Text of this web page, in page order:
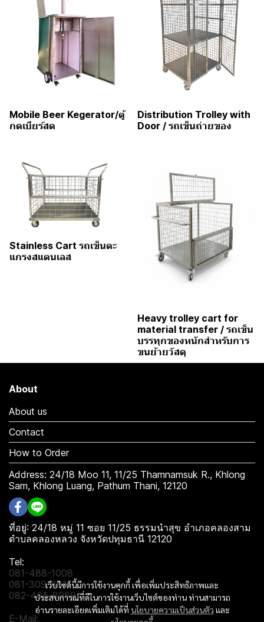
Mobile Beer Kegerator/ตู้
กดเบียร์สด
Distribution Trolley with
Door / รถเข็นถ่ายของ
Stainless Cart รถเข็นตะ
แกรงสแตนเลส
Heavy trolley cart for
material transfer / รถเข็น
บรรทุกของหนักสำหรับการ
ขนย้ายวัสดุ
เว็บไซต์นี้มีการใช้งานคุกกี้ เพื่อเพิ่มประสิทธิภาพและ
ประสบการณ์ที่ดีในการใช้งานเว็บไซต์ของท่าน ท่านสามารถ
อ่านรายละเอียดเพิ่มเติมได้ที่ นโยบายความเป็นส่วนตัว และ
About
About us
Contact
How to Order
Address: 24/18 Moo 11, 11/25 Thamnamsuk R., Khlong
Sam, Khlong Luang, Pathum Thani, 12120
ที่อยู่: 24/18 หมู่ 11 ซอย 11/25 ธรรมนำสุข อำเภอคลองสาม
ตำบลคลองหลวง จังหวัดปทุมธานี 12120
Tel:
081-488-1008
081-309-8811
082-465-8989
E-Mail: